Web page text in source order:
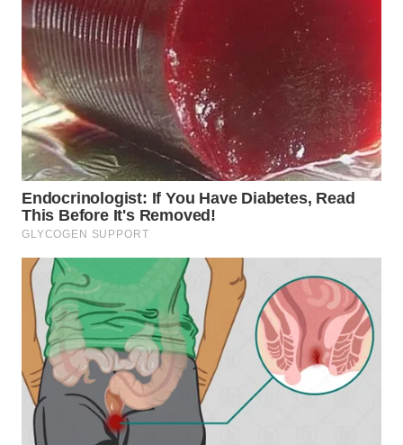
WN
TAPANULI
TENGAH
WN DELI
SERDANG
WN
TEBING
TINGGI
WN
PAKPAK
WN
KARAWANG
WN
BEKASI